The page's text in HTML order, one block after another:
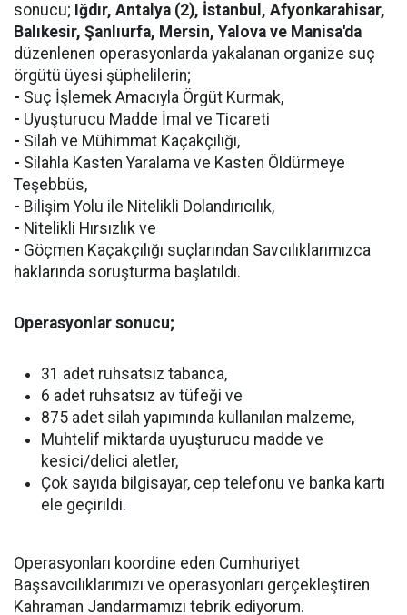
sonucu; Iğdır, Antalya (2), İstanbul, Afyonkarahisar,
Balıkesir, Şanlıurfa, Mersin, Yalova ve Manisa'da
düzenlenen operasyonlarda yakalanan organize suç
örgütü üyesi şüphelilerin;
- Suç İşlemek Amacıyla Örgüt Kurmak,
- Uyuşturucu Madde İmal ve Ticareti
- Silah ve Mühimmat Kaçakçılığı,
- Silahla Kasten Yaralama ve Kasten Öldürmeye
Teşebbüs,
- Bilişim Yolu ile Nitelikli Dolandırıcılık,
- Nitelikli Hırsızlık ve
- Göçmen Kaçakçılığı suçlarından Savcılıklarımızca
haklarında soruşturma başlatıldı.
Operasyonlar sonucu;
31 adet ruhsatsız tabanca,
6 adet ruhsatsız av tüfeği ve
875 adet silah yapımında kullanılan malzeme,
Muhtelif miktarda uyuşturucu madde ve
kesici/delici aletler,
Çok sayıda bilgisayar, cep telefonu ve banka kartı
ele geçirildi.
Operasyonları koordine eden Cumhuriyet
Başsavcılıklarımızı ve operasyonları gerçekleştiren
Kahraman Jandarmamızı tebrik ediyorum.